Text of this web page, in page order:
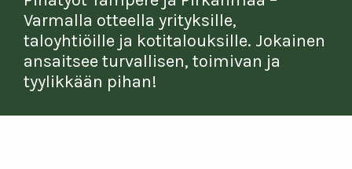
Varmalla otteella yrityksille,
taloyhtiöille ja kotitalouksille. Jokainen
ansaitsee turvallisen, toimivan ja
tyylikkään pihan!